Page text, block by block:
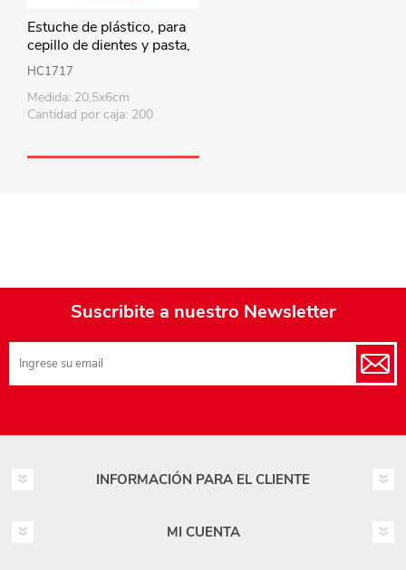
Estuche de plástico, para
cepillo de dientes y pasta,
en bolsa, varios colores
HC1717
Medida: 20,5x6cm
Cantidad por caja: 200
Suscribite a nuestro Newsletter
INFORMACIÓN PARA EL CLIENTE
MI CUENTA